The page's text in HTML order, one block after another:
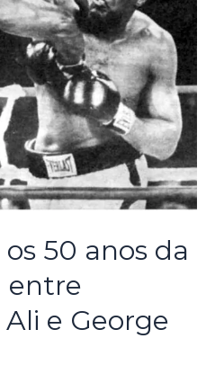
os 50 anos da
entre
e George